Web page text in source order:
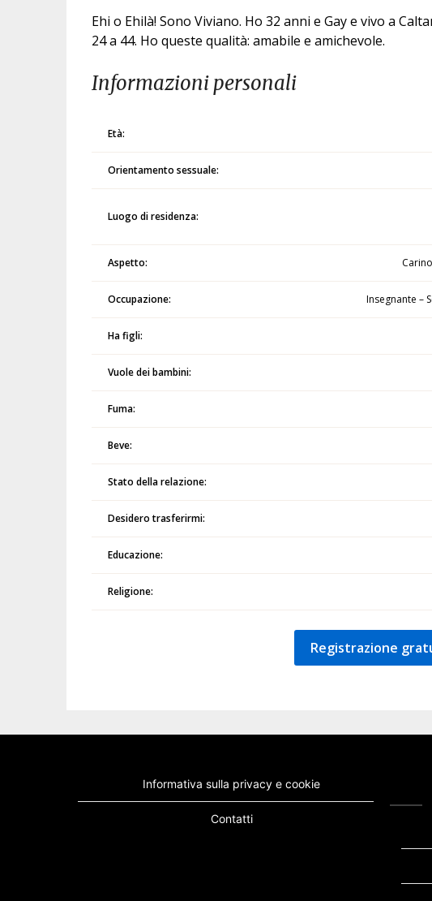
Ehi o Ehilà! Sono Viviano. Ho 32 anni e Gay e vivo a
24 a 44. Ho queste qualità: amabile e amichevole.
Informazioni personali
Età:
Orientamento sessuale:
Luogo di residenza:
Aspetto:
Occupazione: Insegnante –
Ha figli:
Vuole dei bambini:
Fuma:
Beve:
Stato della relazione:
Desidero trasferirmi:
Educazione:
Religione:
Registrazione
Informativa sulla privacy e cookie
Contatti